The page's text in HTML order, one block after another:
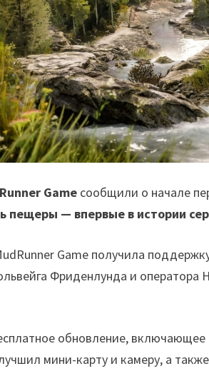
Game сообщили о начале
пещеры — впервые в истории
Game получила
Фриденлунда и
обновление,
мини-карту и камеру, а